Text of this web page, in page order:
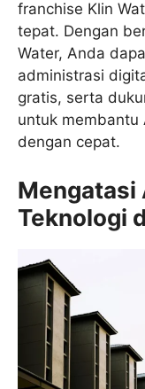
franchise Klin
tepat. Dengan
Water, Anda
administrasi
gratis, serta
untuk membantu
dengan cepat.
Mengatasi
Teknologi